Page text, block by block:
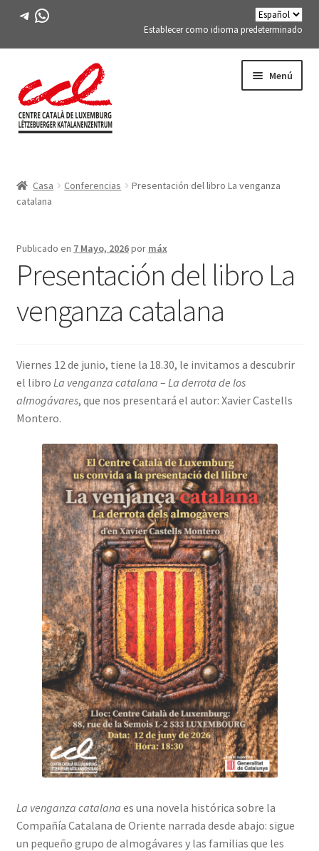
Telegrama
WhatsApp
Establecer como idioma predeterminado
la
navegación
al
contenido
Menú
menu
ACTIVIDADES
Expand
MIEMBROS DE FES-TE
LIBRO
Casa Conferencias
Presentación del libro La venganza
catalana
Publicado en 7 Mayo, 2026por máx
Presentación del libro La
venganza catalana
Viernes 12 de junio, tiene la 18.30, le invitamos a descubrir
el libro La venganza catalana – La derrota de los
almogávares, que nos presentará el autor: Xavier Castells
Montero.
La venganza catalana es una novela histórica sobre la
Compañía Catalana de Oriente narrada desde abajo: sigue
un pequeño grupo de almogávares y las familias que les